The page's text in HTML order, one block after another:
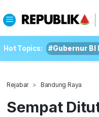
Hot Topics: #Gubernur BI
Rejabar Bandung Raya
Sempat